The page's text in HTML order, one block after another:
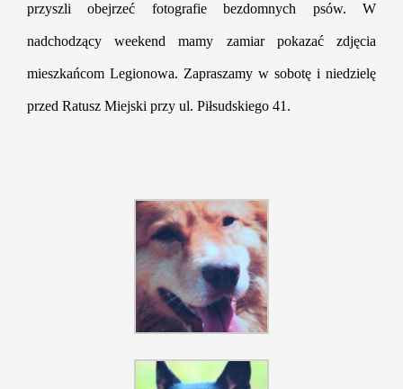
przyszli obejrzeć fotografie bezdomnych psów. W
nadchodzący weekend mamy zamiar pokazać zdjęcia
mieszkańcom Legionowa. Zapraszamy w sobotę i niedzielę
przed Ratusz Miejski przy ul. Piłsudskiego 41.